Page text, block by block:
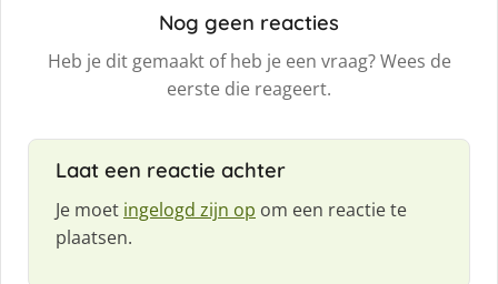
Nog geen reacties
Heb je dit gemaakt of heb je een vraag? Wees de
eerste die reageert.
Laat een reactie achter
Je moet ingelogd zijn op om een reactie te
plaatsen.